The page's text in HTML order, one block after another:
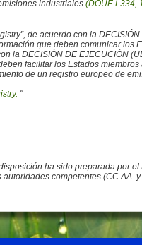
industriales (DOUE L334,
de acuerdo con la
que deben comunicar
la DECISIÓN DE EJECUCIÓN
facilitar los Estados
de un registro europeo de
"
ha sido preparada por
competentes (CC.AA.